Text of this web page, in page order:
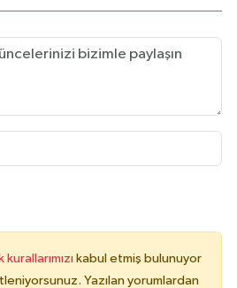
kabul etmiş bulunuyor
Yazılan yorumlardan